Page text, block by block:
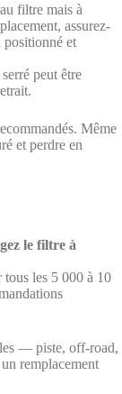
filtre mais à
assurez-
et
peut être
Même
et perdre en
le filtre à
les 5 000 à 10
— piste, off-road,
remplacement